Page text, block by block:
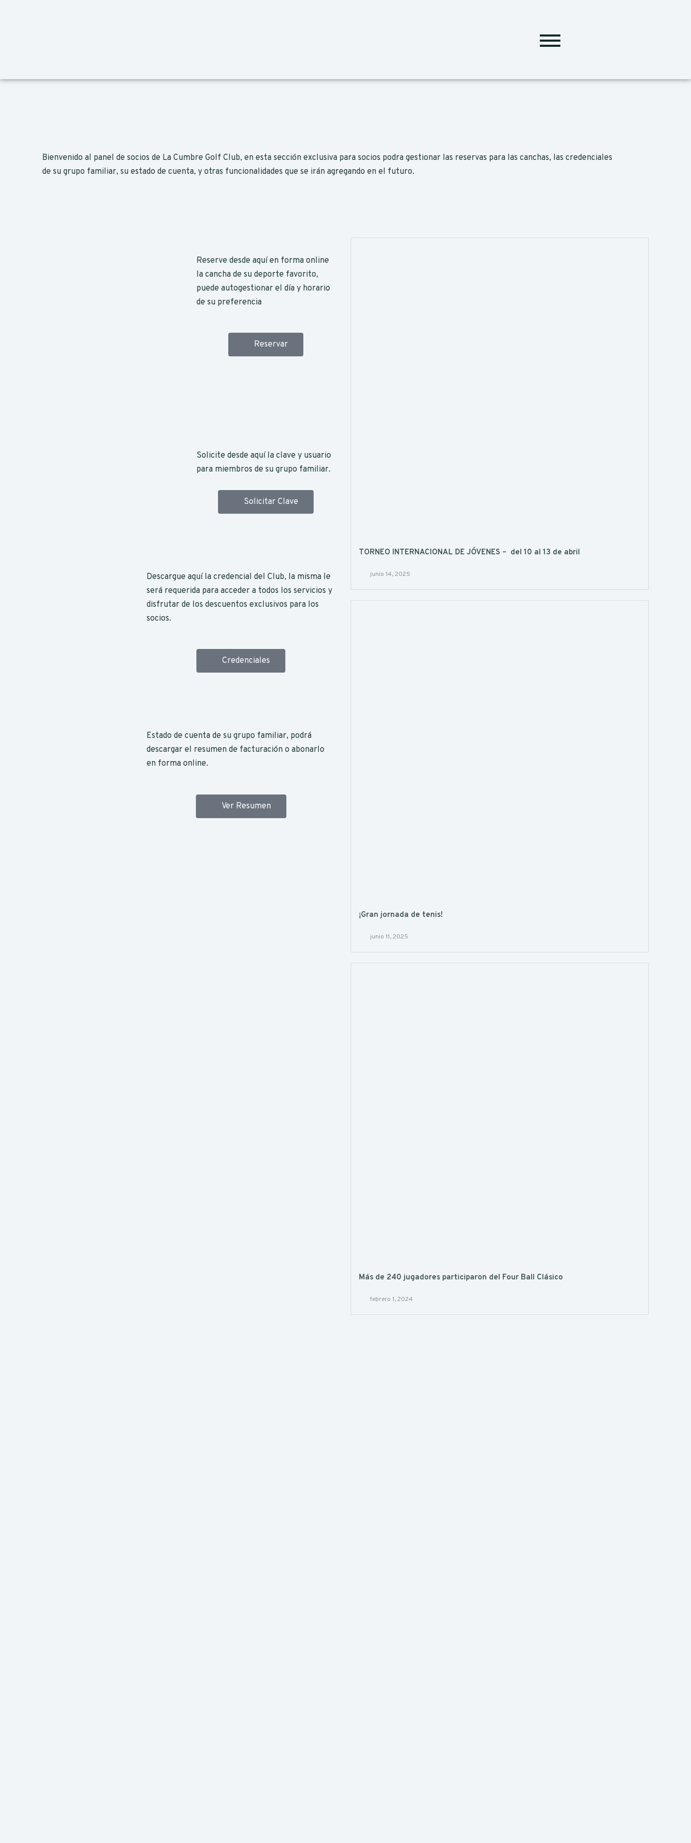
Bienvenido al panel de socios de La Cumbre Golf Club, en esta sección exclusiva para socios podra gestionar las reservas para las canchas, las credenciales
de su grupo familiar, su estado de cuenta, y otras funcionalidades que se irán agregando en el futuro.
Reserve desde aquí en forma online
la cancha de su deporte favorito,
puede autogestionar el día y horario
de su preferencia
Reservar
Solicite desde aquí la clave y usuario
para miembros de su grupo familiar.
Solicitar Clave
Descargue aquí la credencial del Club, la misma le
será requerida para acceder a todos los servicios y
disfrutar de los descuentos exclusivos para los
socios.
Credenciales
Estado de cuenta de su grupo familiar, podrá
descargar el resumen de facturación o abonarlo
en forma online.
Ver Resumen
TORNEO INTERNACIONAL DE JÓVENES – del 10 al 13 de abril
junio 14, 2025
¡Gran jornada de tenis!
junio 11, 2025
Más de 240 jugadores participaron del Four Ball Clásico
febrero 1, 2024